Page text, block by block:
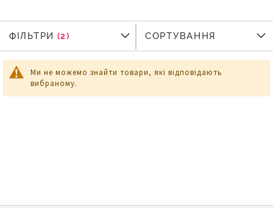
Ми не можемо знайти товари, які відповідають
вибраному.
ФІЛЬТРИ
ФІЛЬТРИ СОРТУВАННЯ